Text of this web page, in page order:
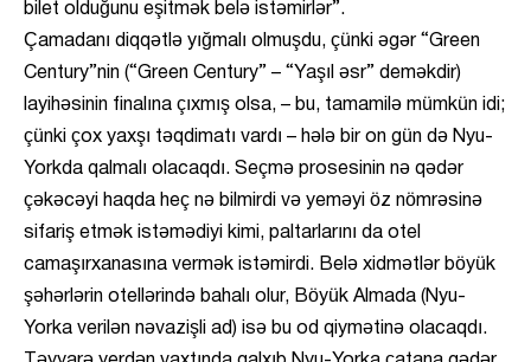
bilet olduğunu eşitmək belə istəmirlər”.
Çamadanı diqqətlə yığmalı olmuşdu, çünki əgər “Green
Century”nin (“Green Century” – “Yaşıl əsr” deməkdir)
layihəsinin finalına çıxmış olsa, – bu, tamamilə mümkün idi;
çünki çox yaxşı təqdimatı vardı – hələ bir on gün də Nyu-
Yorkda qalmalı olacaqdı. Seçmə prosesinin nə qədər
çəkəcəyi haqda heç nə bilmirdi və yeməyi öz nömrəsinə
sifariş etmək istəmədiyi kimi, paltarlarını da otel
camaşırxanasına vermək istəmirdi. Belə xidmətlər böyük
şəhərlərin otellərində bahalı olur, Böyük Almada (Nyu-
Yorka verilən nəvazişli ad) isə bu od qiymətinə olacaqdı.